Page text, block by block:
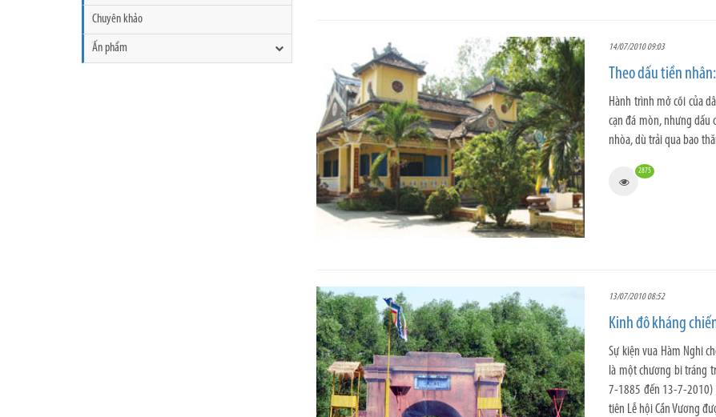
Chuyên khảo
Ấn phẩm 14/07/2010 09:03
Theo dấu tiền
Hành trình mở cõi của
cạn đá mòn, nhưng dấu
nhòa, dù trải qua bao
2875
13/07/2010 08:52
Kinh đô kháng
Sự kiện vua Hàm Nghi
là một chương bi tráng
7-1885 đến 13-7-2010)
tiên Lễ hội Cần Vương